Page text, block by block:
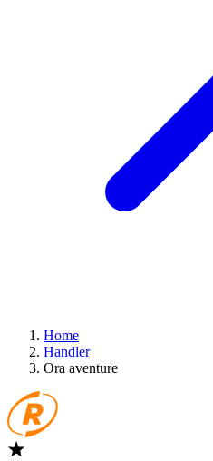
Home
Handler
Ora aventure